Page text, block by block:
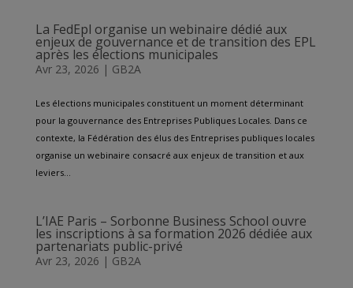
La FedEpl organise un webinaire dédié aux
enjeux de gouvernance et de transition des EPL
après les élections municipales
Avr 23, 2026 | GB2A
Les élections municipales constituent un moment déterminant
pour la gouvernance des Entreprises Publiques Locales. Dans ce
contexte, la Fédération des élus des Entreprises publiques locales
organise un webinaire consacré aux enjeux de transition et aux
leviers...
L’IAE Paris – Sorbonne Business School ouvre
les inscriptions à sa formation 2026 dédiée aux
partenariats public-privé
Avr 23, 2026 | GB2A